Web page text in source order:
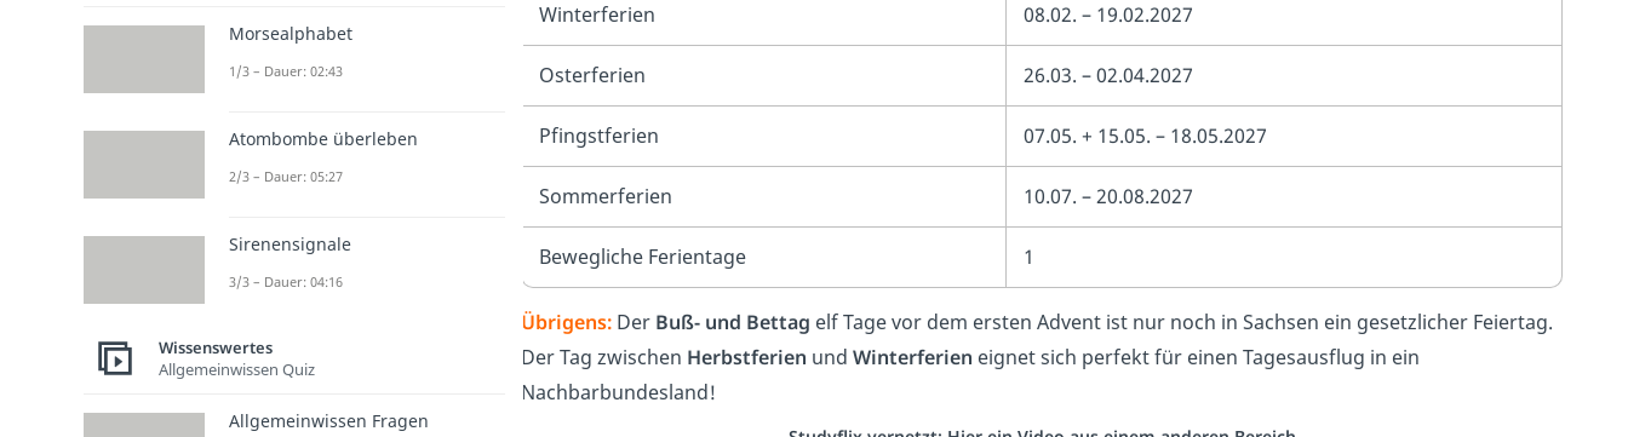
Winterferien 08.02. – 19.02.2027
Osterferien 26.03. – 02.04.2027
Pfingstferien 07.05. + 15.05. – 18.05.2027
Sommerferien 10.07. – 20.08.2027
Bewegliche Ferientage 1
Übrigens: Der Buß- und Bettag elf Tage vor dem ersten Advent ist nur noch in Sachsen ein gesetzlicher Feiertag.
Der Tag zwischen Herbstferien und Winterferien eignet sich perfekt für einen Tagesausflug in ein
Nachbarbundesland!
Morsealphabet
1/3 – Dauer: 02:43
Atombombe überleben
2/3 – Dauer: 05:27
Sirenensignale
3/3 – Dauer: 04:16
Wissenswertes
Allgemeinwissen Quiz
Allgemeinwissen Fragen